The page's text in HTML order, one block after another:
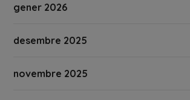
gener 2026
desembre 2025
novembre 2025